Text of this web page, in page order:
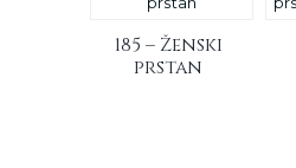
185 – Ženski
prstan